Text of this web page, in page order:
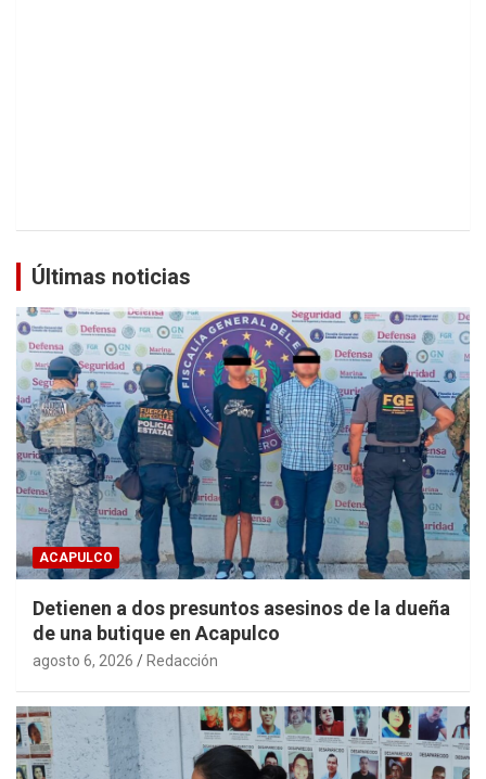
Últimas noticias
ACAPULCO
Detienen a dos presuntos asesinos de la dueña
de una butique en Acapulco
agosto 6, 2026 Redacción